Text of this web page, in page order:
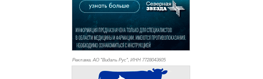
Реклама. АО "Видаль Рус", ИНН 7728043605